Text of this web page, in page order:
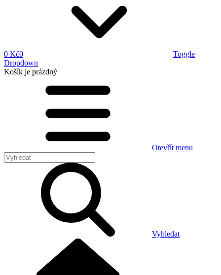
0 Kč0
Toggle
Dropdown
Košík je prázdný
Otevřít menu
Vyhledat